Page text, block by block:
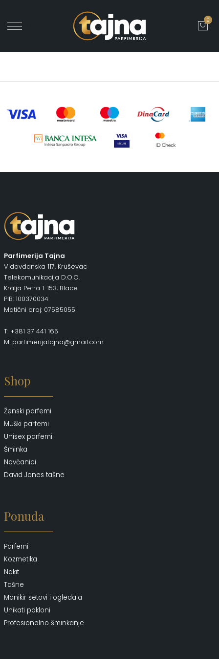
0
Parfimerija Tajna
Vidovdanska 117, Kruševac
Telekomunikacija D.O.O.
Kralja Petra 1. 153, Blace
PIB: 100370034
Matični broj: 07585055
T: +381 37 441 165
M: parfimerijatajna@gmail.com
Shop
Ženski parfemi
Muški parfemi
Unisex parfemi
Šminka
Novčanici
David Jones tašne
Ponuda
Parfemi
Kozmetika
Nakit
Tašne
Manikir setovi i ogledala
Unikati pokloni
Profesionalno šminkanje